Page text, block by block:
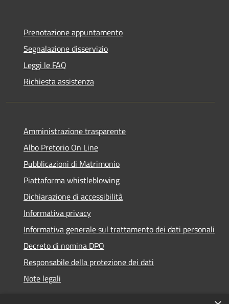
Prenotazione appuntamento
Segnalazione disservizio
Leggi le FAQ
Richiesta assistenza
Amministrazione trasparente
Albo Pretorio On Line
Pubblicazioni di Matrimonio
Piattaforma whistleblowing
Dichiarazione di accessibilità
Informativa privacy
Informativa generale sul trattamento dei dati personali
Decreto di nomina DPO
Responsabile della protezione dei dati
Note legali